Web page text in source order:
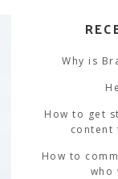
Why is
How to get
content
How to
who